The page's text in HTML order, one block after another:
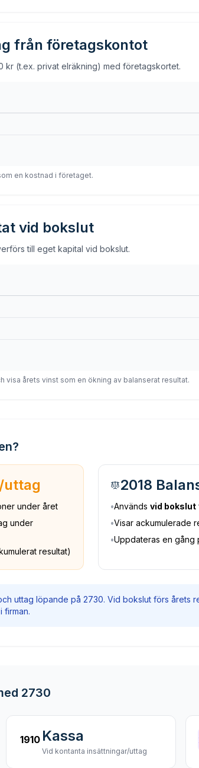
från företagskontot
kr (t.ex. privat elräkning) med företagskortet.
en kostnad i företaget.
vid bokslut
till eget kapital vid bokslut.
årets vinst som en ökning av balanserat resultat.
uttag
under året
under
resultat)
2018
•Används vid bokslut
•Visar ackumulerade
•Uppdateras en gång
uttag löpande på 2730. Vid bokslut förs årets
firman.
2730
1910 Kassa
Vid kontanta insättningar/uttag